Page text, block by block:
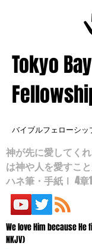
​Tokyo
バイブルフェローシッ
神が先に愛してく
は神や人を愛すこ
ハネ筆・手紙Ⅰ 4章
We love Him because He
NKJV)